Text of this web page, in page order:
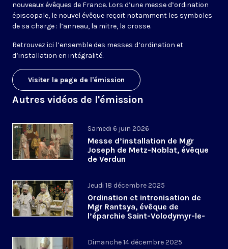
nouveaux évêques de France. Lors d’une messe d’ordination
épiscopale, le nouvel évêque reçoit notamment les symboles
de sa charge : l’anneau, la mitre, la crosse.
Retrouvez ici l’ensemble des messes d’ordination et
d’installation en intégralité.
Visiter la page de l'émission
Autres vidéos de l'émission
Samedi 6 juin 2026
Messe d’installation de Mgr
Joseph de Metz-Noblat, évêque
de Verdun
Jeudi 18 décembre 2025
Ordination et intronisation de
Mgr Rantsya, évêque de
l’éparchie Saint-Volodymyr-le-
Dimanche 14 décembre 2025